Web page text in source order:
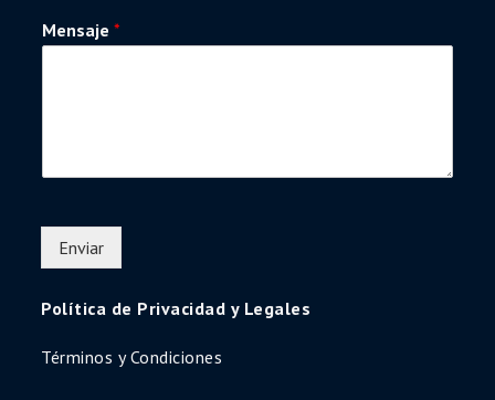
Mensaje*
Enviar
Política de Privacidad y Legales
Términos y Condiciones